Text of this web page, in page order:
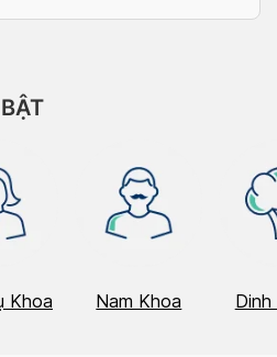
Khoa Nam Khoa Dinh